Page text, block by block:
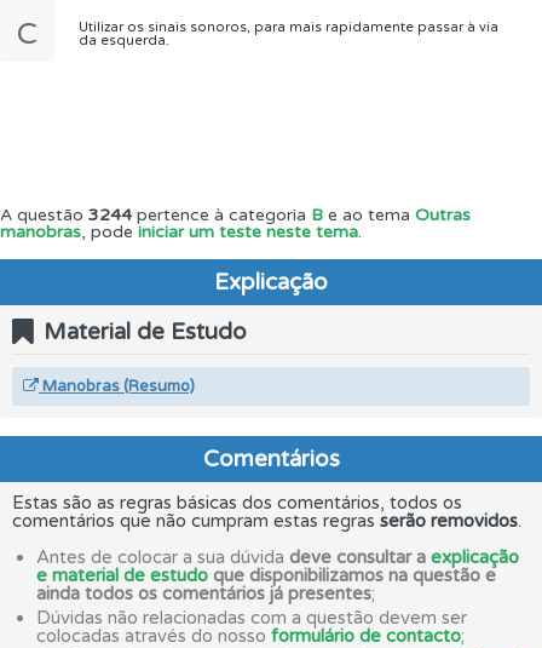
C
Utilizar os sinais sonoros, para mais rapidamente passar à via
da esquerda.
A questão 3244pertence à categoria B e ao tema Outras
manobras, pode iniciar um teste neste tema.
Explicação
Material de Estudo
Manobras (Resumo)
Comentários
Estas são as regras básicas dos comentários, todos os
comentários que não cumpram estas regras serão removidos.
Antes de colocar a sua dúvida deve consultar a explicação
e material de estudo que disponibilizamos na questão e
ainda todos os comentários já presentes;
Dúvidas não relacionadas com a questão devem ser
colocadas através do nosso formulário de contacto;